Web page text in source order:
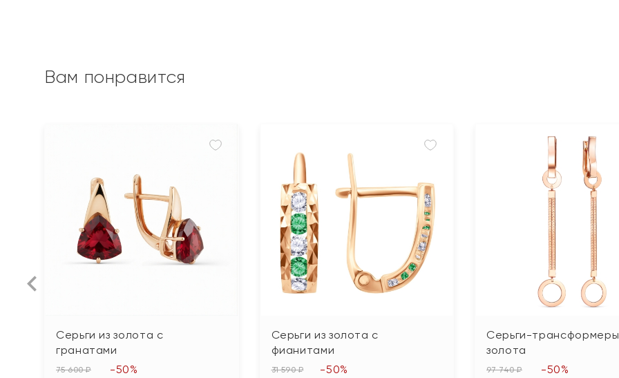
Вам понравится
Серьги из золота с
гранатами
75 600 ₽ -50%
Серьги из золота с
фианитами
31 590 ₽ -50%
Серьги-трансформеры
золота
97 740 ₽ -50%